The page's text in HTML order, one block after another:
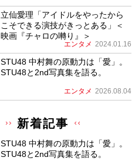
立仙愛理「アイドルをやったから
こそできる演技がきっとある」＜
映画『チャロの囀り』＞
エンタメ 2024.01.16
STU48 中村舞の原動力は「愛」。
STU48と2nd写真集を語る。
エンタメ 2026.08.04
新着記事
STU48 中村舞の原動力は「愛」。
STU48と2nd写真集を語る。